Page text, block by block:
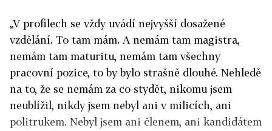
„V profilech se vždy uvádí nejvyšší dosažené
vzdělání. To tam mám. A nemám tam magistra,
nemám tam maturitu, nemám tam všechny
pracovní pozice, to by bylo strašně dlouhé. Nehledě
na to, že se nemám za co stydět, nikomu jsem
neublížil, nikdy jsem nebyl ani v milicích, ani
politrukem. Nebyl jsem ani členem, ani kandidátem